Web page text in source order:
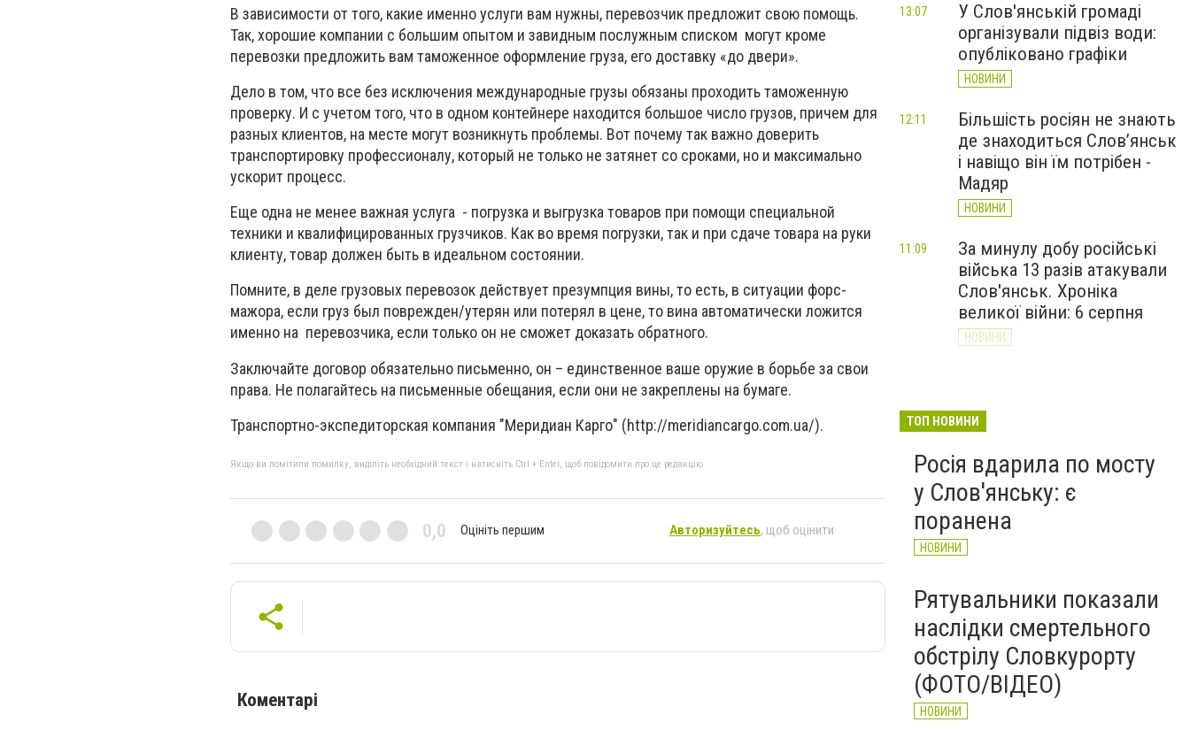
В зависимости от того, какие именно услуги вам нужны, перевозчик предложит свою помощь.
Так, хорошие компании с большим опытом и завидным послужным списком могут кроме
перевозки предложить вам таможенное оформление груза, его доставку «до двери».
Дело в том, что все без исключения международные грузы обязаны проходить таможенную
проверку. И с учетом того, что в одном контейнере находится большое число грузов, причем для
разных клиентов, на месте могут возникнуть проблемы. Вот почему так важно доверить
транспортировку профессионалу, который не только не затянет со сроками, но и максимально
ускорит процесс.
Еще одна не менее важная услуга - погрузка и выгрузка товаров при помощи специальной
техники и квалифицированных грузчиков. Как во время погрузки, так и при сдаче товара на руки
клиенту, товар должен быть в идеальном состоянии.
Помните, в деле грузовых перевозок действует презумпция вины, то есть, в ситуации форс-
мажора, если груз был поврежден/утерян или потерял в цене, то вина автоматически ложится
именно на перевозчика, если только он не сможет доказать обратного.
Заключайте договор обязательно письменно, он – единственное ваше оружие в борьбе за свои
права. Не полагайтесь на письменные обещания, если они не закреплены на бумаге.
Транспортно-экспедиторская компания "Меридиан Карго" (http://meridiancargo.com.ua/).
Якщо ви помітили помилку, виділіть необхідний текст і натисніть Ctrl + Enter, щоб повідомити про це редакцію
0,0 Оцініть першим Авторизуйтесь, щоб оцінити
Коментарі
У Слов'янській громаді
організували підвіз води:
опубліковано графіки
НОВИНИ
13:07
Більшість росіян не знають
де знаходиться Слов’янськ
і навіщо він їм потрібен -
Мадяр
НОВИНИ
12:11
За минулу добу російські
війська 13 разів атакували
Слов'янськ. Хроніка
великої війни: 6 серпня
НОВИНИ
11:09
Донецькоблгаз припиняє
районів
НОВИНИ
ТОП НОВИНИ
Росія вдарила по мосту
у Слов'янську: є
поранена
НОВИНИ
Рятувальники показали
наслідки смертельного
обстрілу Словкурорту
(ФОТО/ВІДЕО)
НОВИНИ